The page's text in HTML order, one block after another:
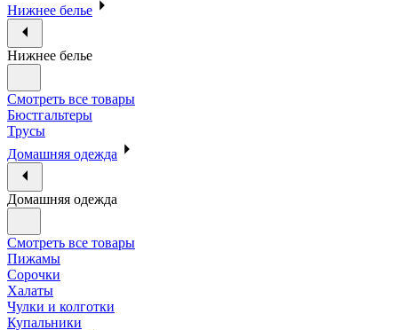
Нижнее белье
Нижнее белье
Смотреть все товары
Бюстгальтеры
Трусы
Домашняя одежда
Домашняя одежда
Смотреть все товары
Пижамы
Сорочки
Халаты
Чулки и колготки
Купальники